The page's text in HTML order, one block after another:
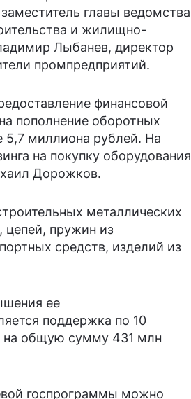
главы ведомства
и жилищно-
Лыбанев, директор
промпредприятий.
финансовой
пополнение оборотных
5,7 миллиона рублей. На
на покупку оборудования
Дорожков.
металлических
цепей, пружин из
средств, изделий из
ее
поддержка по 10
на общую сумму 431 млн
госпрограммы можно